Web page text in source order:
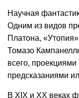
Научная
Одним из видов
Платона,
Томазо
всего,
предсказаниями
В XIX и XX веках